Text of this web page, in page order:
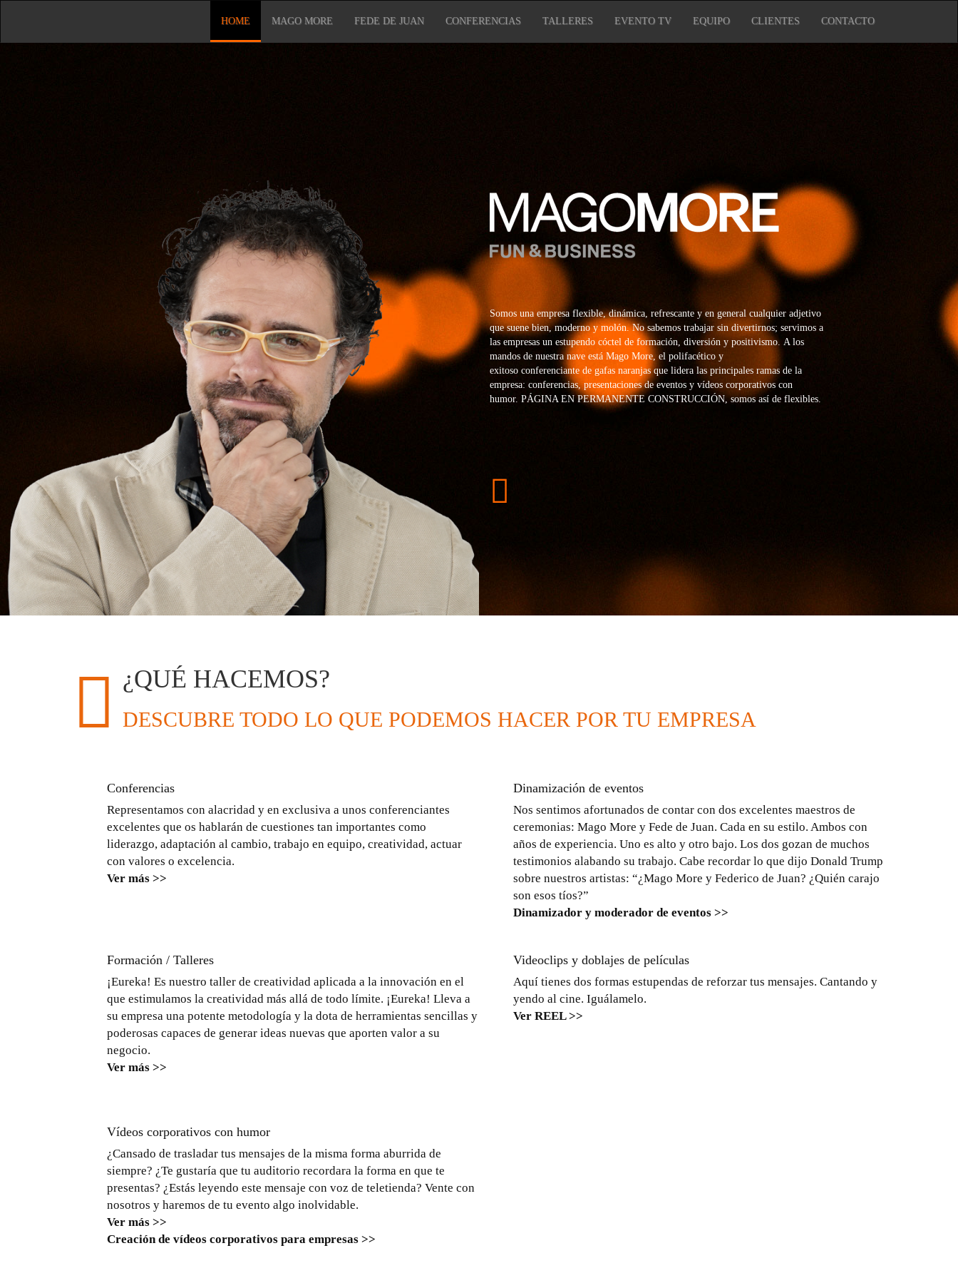
HOME MAGO MORE FEDE DE JUAN CONFERENCIAS TALLERES EVENTO TV EQUIPO CLIENTES CONTACTO
Somos una empresa flexible, dinámica, refrescante y en general cualquier adjetivo
que suene bien, moderno y molón. No sabemos trabajar sin divertirnos; servimos a
las empresas un estupendo cóctel de formación, diversión y positivismo. A los
mandos de nuestra nave está Mago More, el polifacético y
exitoso conferenciante de gafas naranjas que lidera las principales ramas de la
empresa: conferencias, presentaciones de eventos y vídeos corporativos con
humor. PÁGINA EN PERMANENTE CONSTRUCCIÓN, somos así de flexibles.
¿QUÉ HACEMOS?
DESCUBRE TODO LO QUE PODEMOS HACER POR TU EMPRESA
Conferencias
Representamos con alacridad y en exclusiva a unos conferenciantes
excelentes que os hablarán de cuestiones tan importantes como
liderazgo, adaptación al cambio, trabajo en equipo, creatividad, actuar
con valores o excelencia.
Ver más >>
Dinamización de eventos
Nos sentimos afortunados de contar con dos excelentes maestros de
ceremonias: Mago More y Fede de Juan. Cada en su estilo. Ambos con
años de experiencia. Uno es alto y otro bajo. Los dos gozan de muchos
testimonios alabando su trabajo. Cabe recordar lo que dijo Donald Trump
sobre nuestros artistas: “¿Mago More y Federico de Juan? ¿Quién carajo
son esos tíos?”
Dinamizador y moderador de eventos >>
Formación / Talleres
¡Eureka! Es nuestro taller de creatividad aplicada a la innovación en el
que estimulamos la creatividad más allá de todo límite. ¡Eureka! Lleva a
su empresa una potente metodología y la dota de herramientas sencillas y
poderosas capaces de generar ideas nuevas que aporten valor a su
negocio.
Ver más >>
Videoclips y doblajes de películas
Aquí tienes dos formas estupendas de reforzar tus mensajes. Cantando y
yendo al cine. Iguálamelo.
Ver REEL >>
Vídeos corporativos con humor
¿Cansado de trasladar tus mensajes de la misma forma aburrida de
siempre? ¿Te gustaría que tu auditorio recordara la forma en que te
presentas? ¿Estás leyendo este mensaje con voz de teletienda? Vente con
nosotros y haremos de tu evento algo inolvidable.
Ver más >>
Creación de vídeos corporativos para empresas >>